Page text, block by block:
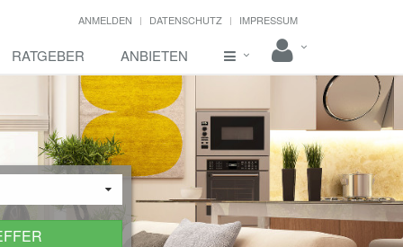
ANMELDEN DATENSCHUTZ IMPRESSUM
RATGEBER ANBIETEN